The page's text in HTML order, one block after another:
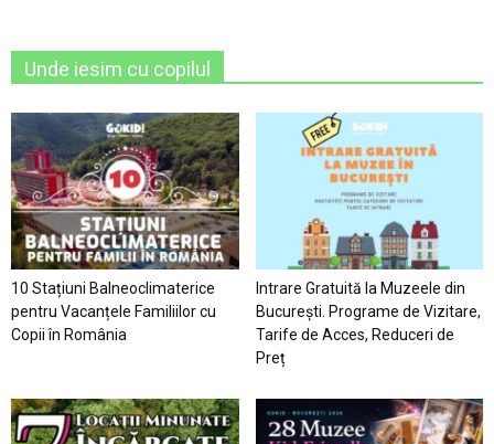
Unde iesim cu copilul
10 Stațiuni Balneoclimaterice
pentru Vacanțele Familiilor cu
Copii în România
Intrare Gratuită la Muzeele din
București. Programe de Vizitare,
Tarife de Acces, Reduceri de
Preț